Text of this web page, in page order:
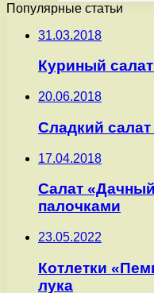
Популярные статьи
31.03.2018
Куриный
20.06.2018
Сладкий
17.04.2018
Салат
палочками
23.05.2022
Котлетки
лука